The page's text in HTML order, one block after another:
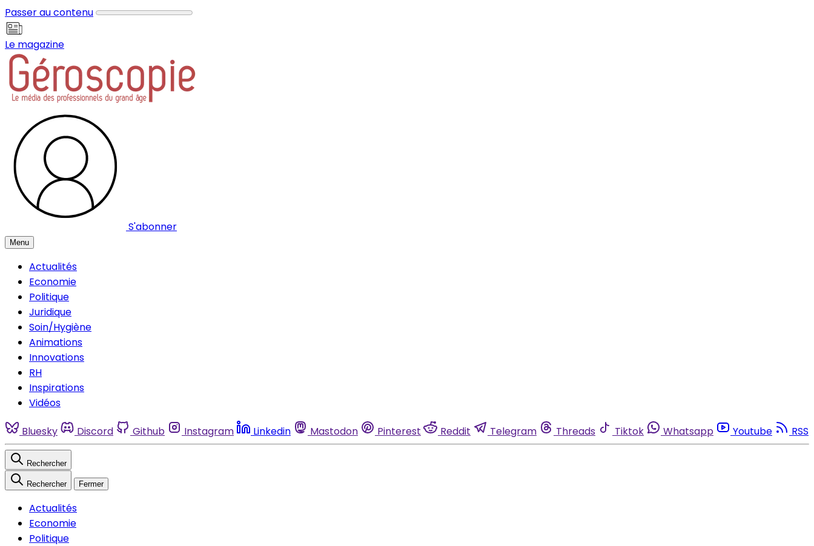
Passer au contenu
Le magazine
S'abonner
Menu
Actualités
Economie
Politique
Juridique
Soin/Hygiène
Animations
Innovations
RH
Inspirations
Vidéos
Bluesky Discord Github Instagram Linkedin Mastodon Pinterest Reddit Telegram Threads Tiktok Whatsapp Youtube RSS
Rechercher
Rechercher Fermer
Actualités
Economie
Politique
Panneau de gestion des cookies